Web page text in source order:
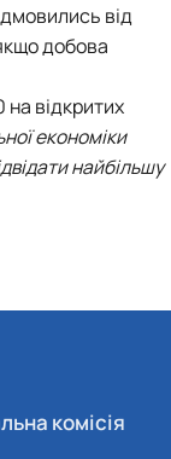
від
добова
на відкритих
економіки
найбільшу
комісія